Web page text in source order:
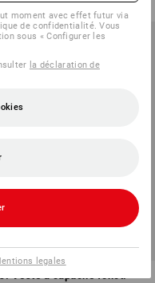
Veste à capuche fonct.
moment avec effet futur via
de confidentialité. Vous
sous « Configurer les
la déclaration de
legales